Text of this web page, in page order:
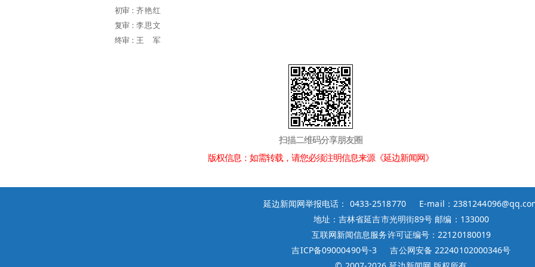
初审： 齐艳红
复审： 李思文
终审： 王军
扫描二维码分享朋友圈
版权信息：如需转载，请您必须注明信息来源《延边新闻网》
延边新闻网举报电话： 0433-2518770 E-mail：
地址：吉林省延吉市光明街89号 邮编：133000
互联网新闻信息服务许可证编号：22120180019
吉ICP备09000490号-3
吉公网安备 22240102000346号